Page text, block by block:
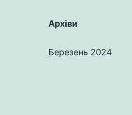
Архіви
Березень 2024